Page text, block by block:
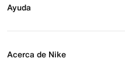
Regístrate para recibir correos
Ayuda
Preguntas frecuentes
Acerca de Nike